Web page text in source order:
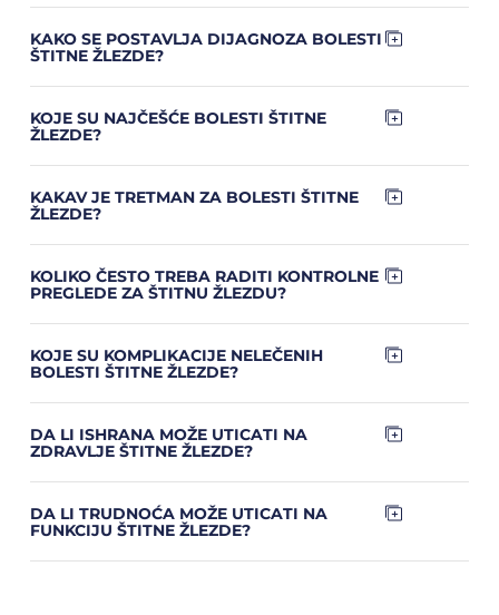
KAKO SE POSTAVLJA DIJAGNOZA BOLESTI
ŠTITNE ŽLEZDE?
KOJE SU NAJČEŠĆE BOLESTI ŠTITNE
ŽLEZDE?
KAKAV JE TRETMAN ZA BOLESTI ŠTITNE
ŽLEZDE?
KOLIKO ČESTO TREBA RADITI KONTROLNE
PREGLEDE ZA ŠTITNU ŽLEZDU?
KOJE SU KOMPLIKACIJE NELEČENIH
BOLESTI ŠTITNE ŽLEZDE?
DA LI ISHRANA MOŽE UTICATI NA
ZDRAVLJE ŠTITNE ŽLEZDE?
DA LI TRUDNOĆA MOŽE UTICATI NA
FUNKCIJU ŠTITNE ŽLEZDE?